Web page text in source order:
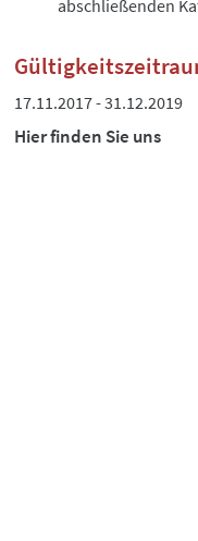
abschließenden
17.11.2017 - 31.12.2019
Hier finden Sie uns